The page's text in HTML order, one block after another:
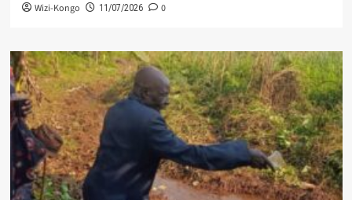
Wizi-Kongo 11/07/2026 0